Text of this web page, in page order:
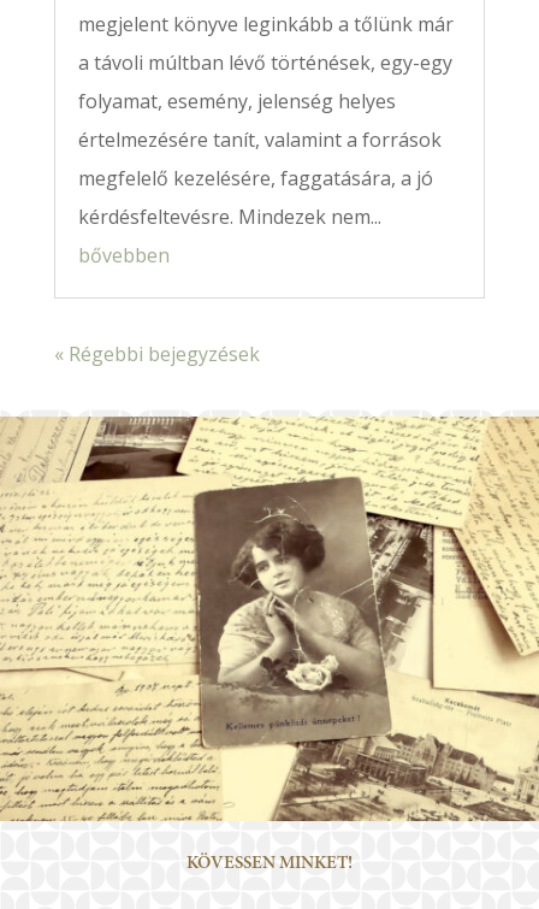
megjelent könyve leginkább a tőlünk már
a távoli múltban lévő történések, egy-egy
folyamat, esemény, jelenség helyes
értelmezésére tanít, valamint a források
megfelelő kezelésére, faggatására, a jó
kérdésfeltevésre. Mindezek nem...
bővebben
« Régebbi bejegyzések
KÖVESSEN MINKET!